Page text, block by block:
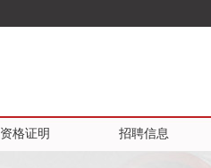
资格证明 招聘信息